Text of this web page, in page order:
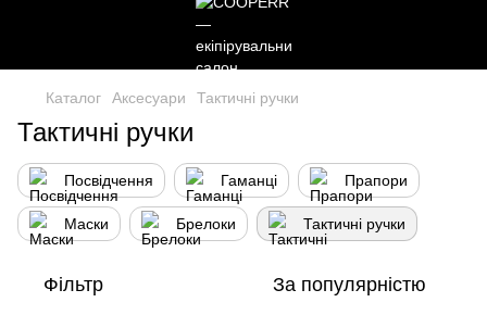
Каталог Аксесуари Тактичні ручки
Тактичні ручки
Посвідчення Гаманці Прапори
Маски Брелоки Тактичні ручки
Фільтр За популярністю